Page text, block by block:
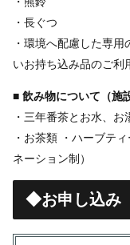
・長ぐつ
・環境へ配慮した専
いお持ち込み品のご利
■ 飲み物について（施
・三年番茶とお水、お
・お茶類 ・ハーブテ
ネーション制）
◆お申し込み